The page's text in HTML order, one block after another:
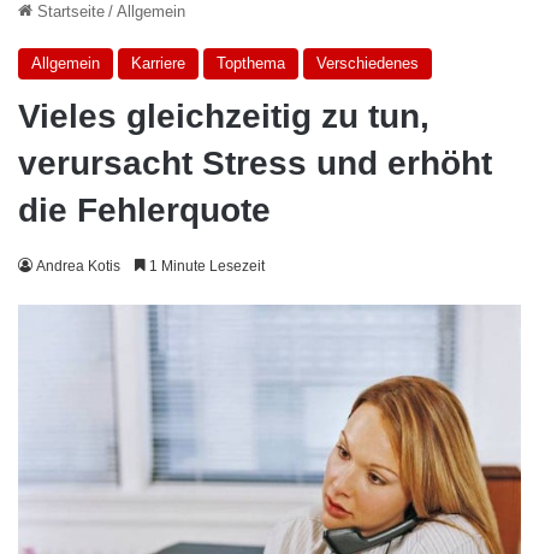
Startseite / Allgemein
Allgemein Karriere Topthema Verschiedenes
Vieles gleichzeitig zu tun,
verursacht Stress und erhöht
die Fehlerquote
Andrea Kotis 1 Minute Lesezeit